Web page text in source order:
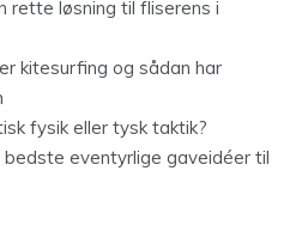
rette løsning til fliserens i
kitesurfing og sådan har
fysik eller tysk taktik?
bedste eventyrlige gaveidéer til